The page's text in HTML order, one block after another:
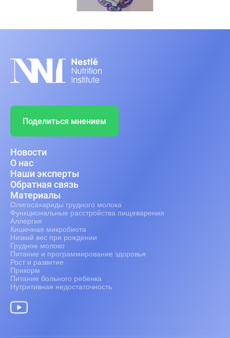
Поделиться мнением
Новости
О нас
Наши эксперты
Обратная связь
Материалы
Олигосахариды грудного молока
Функциональные расстройства пищеварения
Аллергия
Кишечная микробиота
Низкий вес при рождении
Грудное молоко
Питание и программирование здоровья
Рост и развитие
Прикорм
Питание больного ребенка
Нутритивная недостаточность